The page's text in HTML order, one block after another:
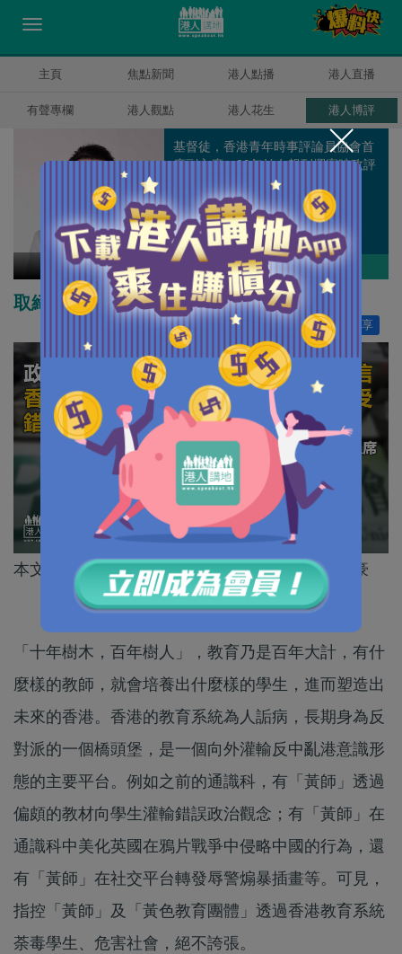
主頁 焦點新聞 港人點播 港人直播
有聲專欄 港人觀點 港人花生 港人博評
陳志豪
基督徒，香港青年時事評論員協會首
席副主席，09年始在報刊撰寫時政評
論，深信香港可再創輝煌。
作者其他博評
取締教協為教育撥亂反正
分享
16
本文作者為香港青年時事評論員協會副主席陳志豪
「十年樹木，百年樹人」，教育乃是百年大計，有什
麼樣的教師，就會培養出什麼樣的學生，進而塑造出
未來的香港。香港的教育系統為人詬病，長期身為反
對派的一個橋頭堡，是一個向外灌輸反中亂港意識形
態的主要平台。例如之前的通識科，有「黃師」透過
偏頗的教材向學生灌輸錯誤政治觀念；有「黃師」在
通識科中美化英國在鴉片戰爭中侵略中國的行為，還
有「黃師」在社交平台轉發辱警煽暴插畫等。可見，
指控「黃師」及「黃色教育團體」透過香港教育系統
荼毒學生、危害社會，絕不誇張。